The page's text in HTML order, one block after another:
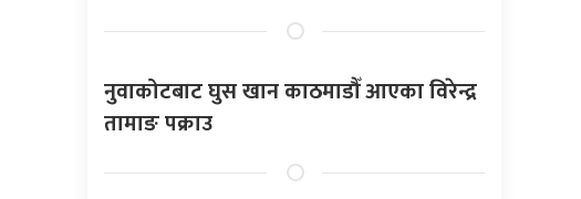
नुवाकोटबाट घुस खान काठमाडौँ आएका विरेन्द्र
तामाङ पक्राउ